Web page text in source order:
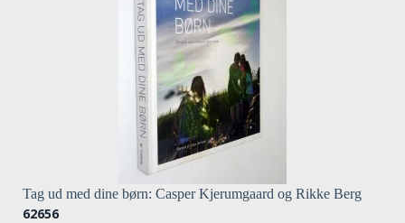
Tag ud med dine børn: Casper Kjerumgaard og Rikke Berg
62656